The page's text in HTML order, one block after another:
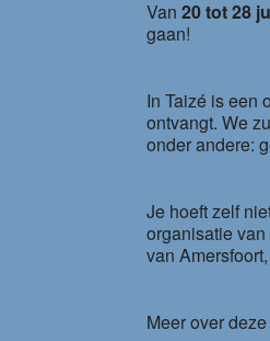
Van20 tot 28
gaan!
In Taizé is een
ontvangt. We
onder andere:
Je hoeft zelf
organisatie
van
Meer over